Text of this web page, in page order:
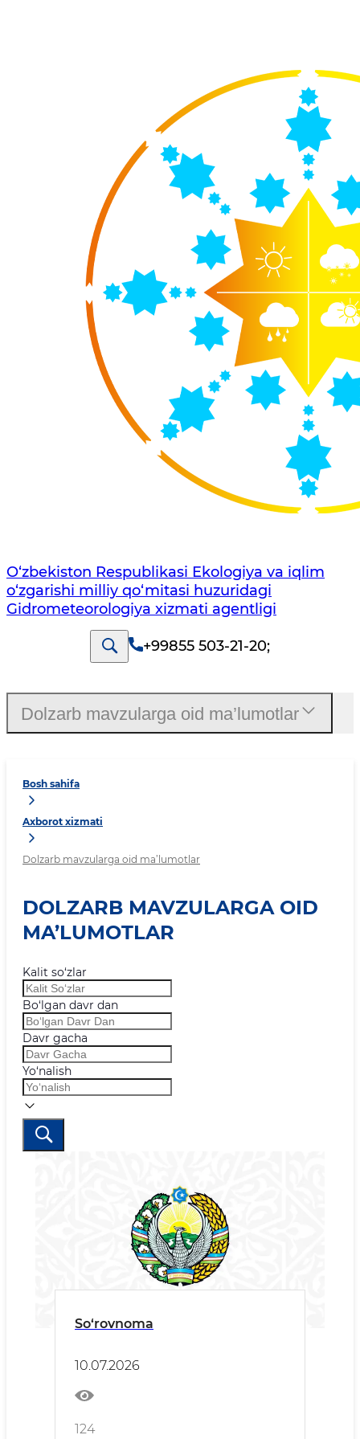
O‘zbekiston Respublikasi Ekologiya va iqlim
o‘zgarishi milliy qo‘mitasi huzuridagi
Gidrometeorologiya xizmati agentligi
+99855 503-21-20;
Bosh sahifa
Axborot xizmati
Dolzarb mavzularga oid ma’lumotlar
DOLZARB MAVZULARGA OID
MA’LUMOTLAR
Kalit so‘zlar
Bo‘lgan davr dan
Davr gacha
Yo‘nalish
So‘rovnoma
10.07.2026
124
Dolzarb mavzularga oid ma’lumotlar